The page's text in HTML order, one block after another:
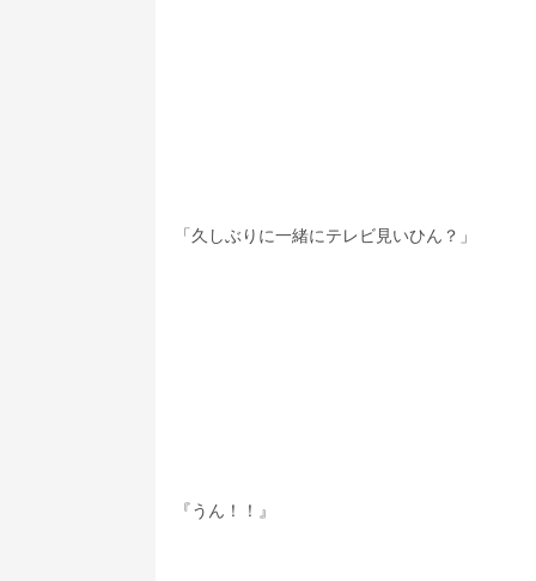
「久しぶりに一緒にテレビ見いひん？」
『うん！！』